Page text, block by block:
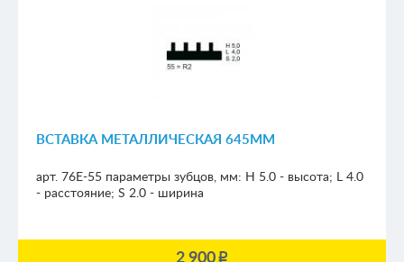
ВСТАВКА МЕТАЛЛИЧЕСКАЯ 645ММ
арт. 76E-55 параметры зубцов, мм: H 5.0 - высота; L 4.0
- расстояние; S 2.0 - ширина
2 900